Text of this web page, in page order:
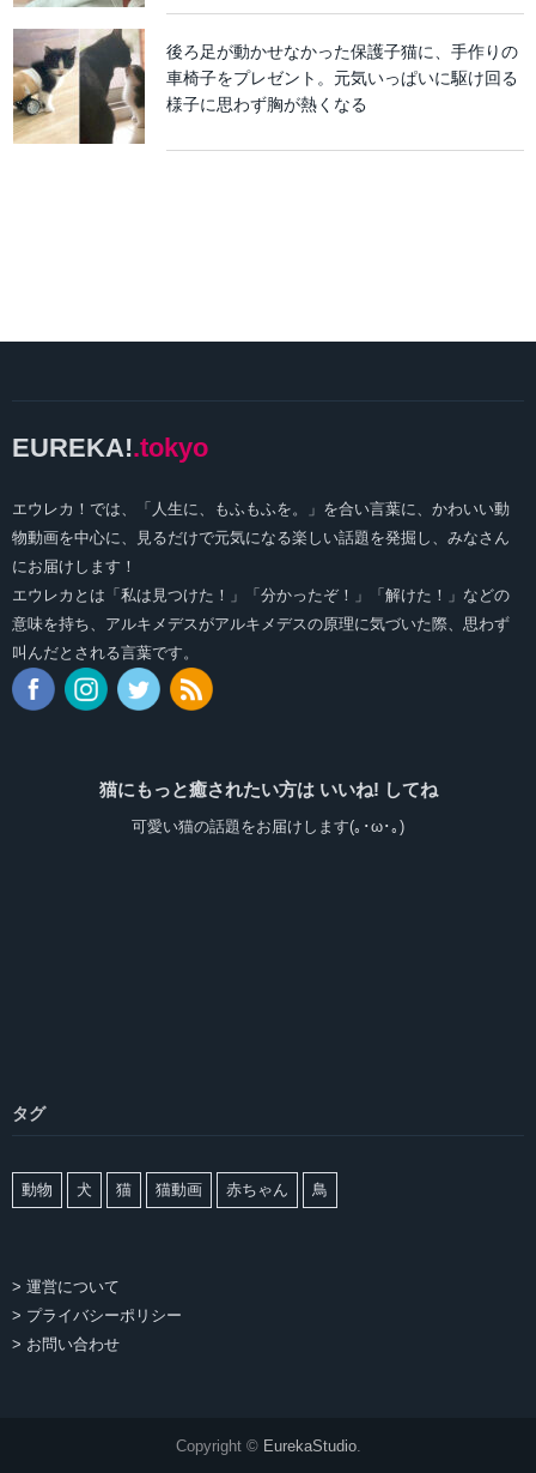
後ろ足が動かせなかった保護子猫に、手作りの
車椅子をプレゼント。元気いっぱいに駆け回る
様子に思わず胸が熱くなる
EUREKA!.tokyo
エウレカ！では、「人生に、もふもふを。」を合い言葉に、かわいい動
物動画を中心に、見るだけで元気になる楽しい話題を発掘し、みなさん
にお届けします！
エウレカとは「私は見つけた！」「分かったぞ！」「解けた！」などの
意味を持ち、アルキメデスがアルキメデスの原理に気づいた際、思わず
叫んだとされる言葉です。
猫にもっと癒されたい方は いいね! してね
可愛い猫の話題をお届けします(｡･ω･｡)
タグ
動物 犬 猫 猫動画 赤ちゃん 鳥
> 運営について
> プライバシーポリシー
> お問い合わせ
Copyright © EurekaStudio.